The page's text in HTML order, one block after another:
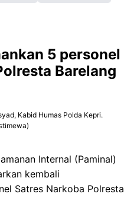
5 personel
Barelang
Kabid Humas Polda Kepri.
Internal (Paminal)
kembali
Satres Narkoba Polresta